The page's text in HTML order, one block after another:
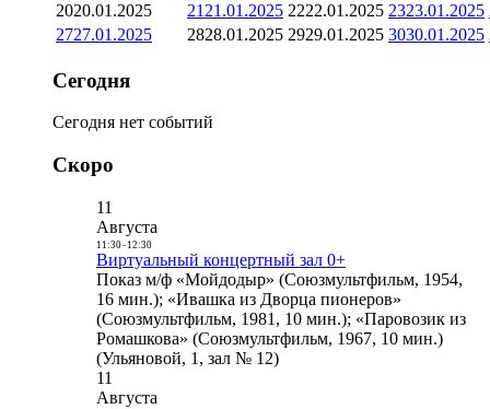
2020.01.2025 21 21.01.2025 2222.01.2025 2323.01.2025
2727.01.2025 2828.01.2025 2929.01.2025 3030.01.2025
Сегодня
Сегодня нет событий
Скоро
11
Августа
11:30- 12:30
Виртуальный концертный зал 0+
Показ м/ф «Мойдодыр» (Союзмультфильм, 1954,
16 мин.); «Ивашка из Дворца пионеров»
(Союзмультфильм, 1981, 10 мин.); «Паровозик из
Ромашкова» (Союзмультфильм, 1967, 10 мин.)
(Ульяновой, 1, зал № 12)
11
Августа